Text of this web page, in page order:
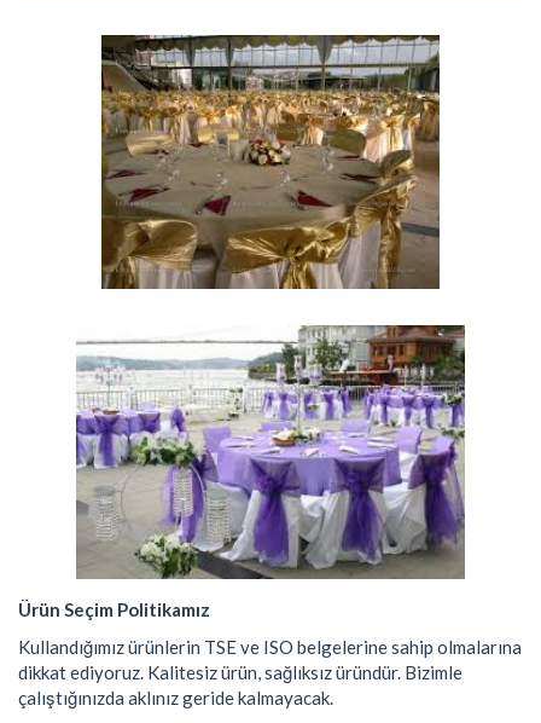
Ürün Seçim Politikamız
Kullandığımız ürünlerin TSE ve ISO belgelerine sahip olmalarına
dikkat ediyoruz. Kalitesiz ürün, sağlıksız üründür. Bizimle
çalıştığınızda aklınız geride kalmayacak.